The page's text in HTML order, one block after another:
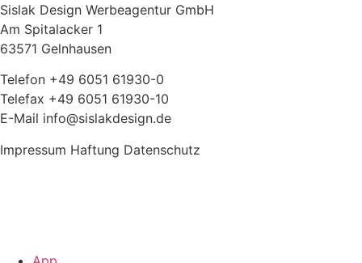
Sislak Design Werbeagentur GmbH
Am Spitalacker 1
63571 Gelnhausen
Telefon +49 6051 61930-0
Telefax +49 6051 61930-10
E-Mail info@sislakdesign.de
Impressum Haftung Datenschutz